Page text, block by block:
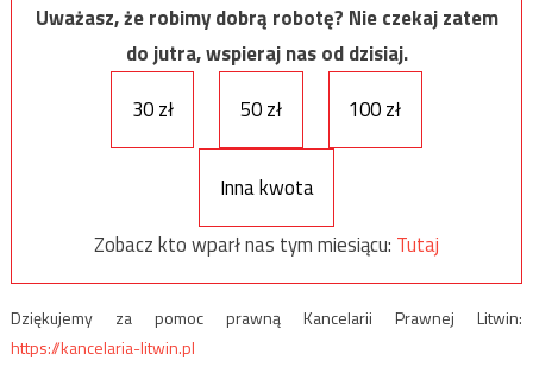
Uważasz, że robimy dobrą robotę? Nie czekaj zatem
do jutra, wspieraj nas od dzisiaj.
30 zł
50 zł 100 zł
Inna kwota
Zobacz kto wparł nas tym miesiącu: Tutaj
Dziękujemy za pomoc prawną Kancelarii Prawnej Litwin:
https://kancelaria-litwin.pl